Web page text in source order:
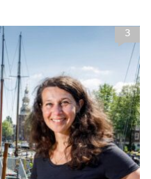
onze
van al het
bruggen en
Meld je aan voor
geen verhaal!
3